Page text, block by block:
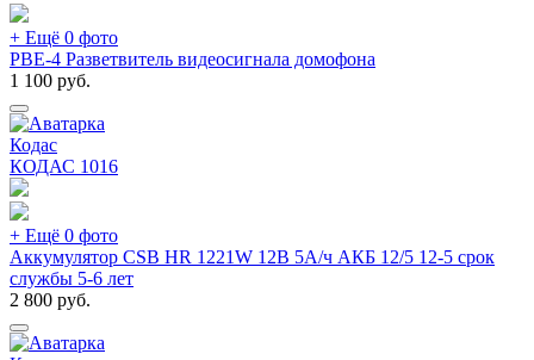
+ Ещё 0 фото
РВЕ-4 Разветвитель видеосигнала домофона
1 100 руб.
Кодас
КОДАС 1016
+ Ещё 0 фото
Аккумулятор CSB HR 1221W 12В 5А/ч АКБ 12/5 12-5 срок
службы 5-6 лет
2 800 руб.